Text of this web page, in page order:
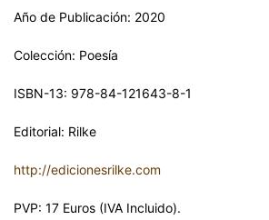
Año de Publicación: 2020
Colección: Poesía
ISBN-13: 978-84-121643-8-1
Editorial: Rilke
http://edicionesrilke.com
PVP: 17 Euros (IVA Incluido).